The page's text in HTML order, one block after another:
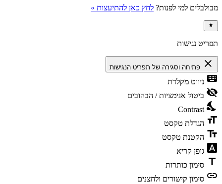
מבולבלים למי לפנות? לחץ כאן להתיעצות »
תפריט נגישות
close פתיחה וסגירה של תפריט הנגישות
keyboard ניווט מקלדת
visibility_off ביטול אנימציות / הבהובים
nights_stay
Contrast
format_size הגדלת טקסט
text_fields הקטנת טקסט
font_download גופן קריא
title סימון כותרות
link סימון קישורים ולחצנים